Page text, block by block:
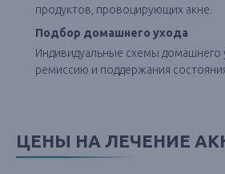
продуктов, провоцирующих акне.
Подбор домашнего ухода
Индивидуальные схемы домашнего
ремиссию и поддержания
ЦЕНЫ НА ЛЕЧЕНИЕ